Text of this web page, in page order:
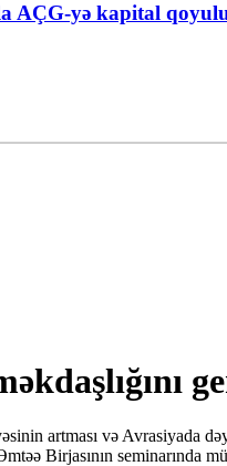
AÇG-yə kapital
artması və
Birjasının